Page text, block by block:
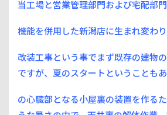
当工場と営業管理部門および宅配部
機能を併用した新潟店に生まれ変わり
改装工事という事でまず既存の建物
ですが、夏のスタートということも
の心臓部となる小屋裏の装置を作る